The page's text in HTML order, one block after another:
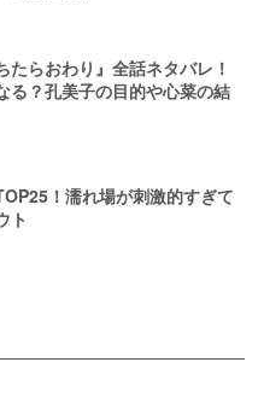
たらおわり』全話ネタバレ！
る？孔美子の目的や心菜の結
！濡れ場が刺激的すぎて
ト